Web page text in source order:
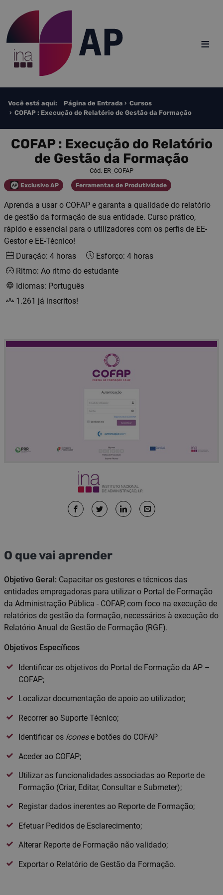
≡
Você está aqui: Página de Entrada
Cursos
COFAP : Execução do Relatório de Gestão da Formação
COFAP : Execução do Relatório
de Gestão da Formação
Cód. ER_COFAP
Categoria
Exclusivo AP Categoria
Ferramentas de Produtividade
Aprenda a usar o COFAP e garanta a qualidade do relatório
de gestão da formação de sua entidade. Curso prático,
rápido e essencial para o utilizadores com os perfis de EE-
Gestor e EE-Técnico!
Duração: 4 horas
Esforço: 4 horas
Ritmo: Ao ritmo do estudante
Idiomas: Português
1.261 já inscritos!
O que vai aprender
Objetivo Geral: Capacitar os gestores e técnicos das
entidades empregadoras para utilizar o Portal de Formação
da Administração Pública - COFAP, com foco na execução de
relatórios de gestão da formação, necessários à execução do
Relatório Anual de Gestão de Formação (RGF).
Objetivos Específicos
Identificar os objetivos do Portal de Formação da AP –
COFAP;
Localizar documentação de apoio ao utilizador;
Recorrer ao Suporte Técnico;
Identificar os íconese botões do COFAP
Aceder ao COFAP;
Utilizar as funcionalidades associadas ao Reporte de
Formação (Criar, Editar, Consultar e Submeter);
Registar dados inerentes ao Reporte de Formação;
Efetuar Pedidos de Esclarecimento;
Alterar Reporte de Formação não validado;
Exportar o Relatório de Gestão da Formação.